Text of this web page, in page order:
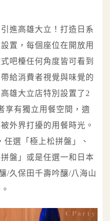
進高雄大立！打造日系
置，每個座位在開放用
吧檯任何角度皆可看到
給消費者視覺與味覺的
雄大立店特別設置了2
享有獨立用餐空間，適
外界打擾的用餐時光。
任選「極上松拼盤」、
盤」或是任選一和日本
/久保田千壽吟釀/八海山